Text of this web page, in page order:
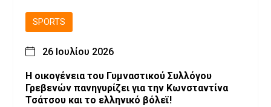
SPORTS
26 Ιουλίου 2026
H οικογένεια του Γυμναστικού Συλλόγου
Γρεβενών πανηγυρίζει για την Κωνσταντίνα
Τσάτσου και το ελληνικό βόλεϊ!